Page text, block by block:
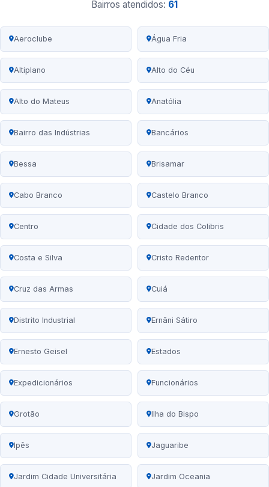
Bairros atendidos: 61
Aeroclube Água Fria
Altiplano Alto do Céu
Alto do Mateus Anatólia
Bairro das Indústrias Bancários
Bessa Brisamar
Cabo Branco Castelo Branco
Centro Cidade dos Colibris
Costa e Silva Cristo Redentor
Cruz das Armas Cuiá
Distrito Industrial Ernâni Sátiro
Ernesto Geisel Estados
Expedicionários Funcionários
Grotão Ilha do Bispo
Ipês Jaguaribe
Jardim Cidade Universitária Jardim Oceania